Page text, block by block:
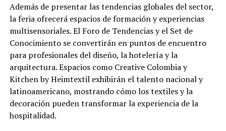
Además de presentar las tendencias globales del sector,
la feria ofrecerá espacios de formación y experiencias
multisensoriales. El Foro de Tendencias y el Set de
Conocimiento se convertirán en puntos de encuentro
para profesionales del diseño, la hotelería y la
arquitectura. Espacios como Creative Colombia y
Kitchen by Heimtextil exhibirán el talento nacional y
latinoamericano, mostrando cómo los textiles y la
decoración pueden transformar la experiencia de la
hospitalidad.